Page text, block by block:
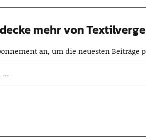
mehr von
an, um die neuesten Beiträge